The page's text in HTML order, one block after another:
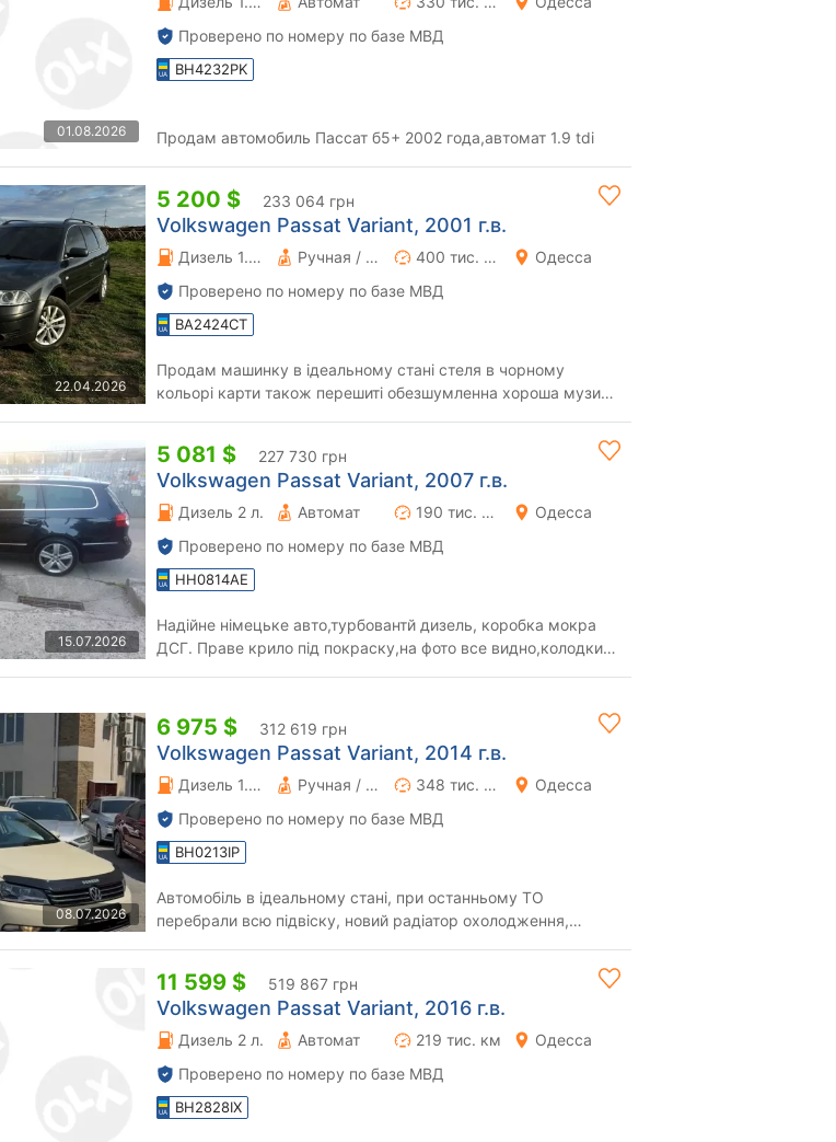
01.08.2026
Проверено по номеру по базе МВД
BH4232PK
Продам автомобиль Пассат б5+ 2002 года,автомат 1.9 tdi
22.04.2026
5 200 $ 233 064 грн
Volkswagen Passat Variant, 2001 г.в.
Дизель 1.9 л. Ручная / Механика 400 тис. км
Одесса
Проверено по номеру по базе МВД
BA2424CT
Продам машинку в ідеальному стані стеля в чорному
кольорі карти також перешиті обезшумленна хороша музика
15.07.2026
5 081 $ 227 730 грн
Volkswagen Passat Variant, 2007 г.в.
Дизель 2 л. Автомат 190 тис. км
Одесса
Проверено по номеру по базе МВД
HH0814AE
Надійне німецьке авто,турбовантй дизель, коробка мокра
ДСГ. Праве крило під покраску,на фото все видно,колодки
08.07.2026
6 975 $ 312 619 грн
Volkswagen Passat Variant, 2014 г.в.
Дизель 1.6 л. Ручная / Механика 348 тис. км
Одесса
Проверено по номеру по базе МВД
BH0213IP
Автомобіль в ідеальному стані, при останньому ТО
перебрали всю підвіску, новий радіатор охолодження,
11 599 $ 519 867 грн
Volkswagen Passat Variant, 2016 г.в.
Дизель 2 л. Автомат 219 тис. км
Одесса
Проверено по номеру по базе МВД
BH2828IX